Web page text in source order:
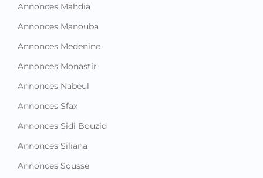
Annonces Mahdia
Annonces Manouba
Annonces Medenine
Annonces Monastir
Annonces Nabeul
Annonces Sfax
Annonces Sidi Bouzid
Annonces Siliana
Annonces Sousse